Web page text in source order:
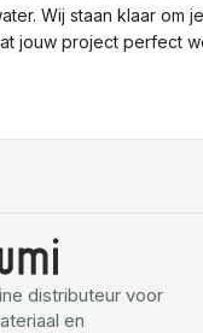
Wij staan klaar om
jouw project perfect
distributeur voor
en